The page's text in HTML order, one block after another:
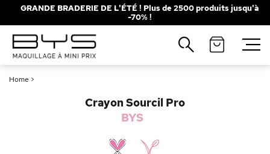
GRANDE BRADERIE DE L'ÉTÉ ! Plus de 2500 produits jusqu'à
-70% !
Home >
Crayon Sourcil Pro
BYS
Fermer
Recherches populaires